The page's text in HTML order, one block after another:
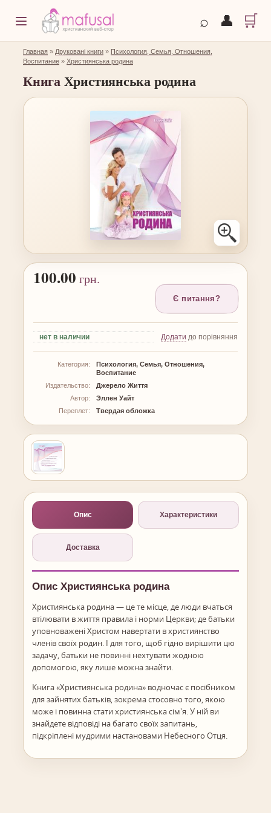
⌕ 👤 🛒
Главная » Друковані книги » Психология, Семья, Отношения,
Воспитание » Християнська родина
КнигаХристиянська родина
100.00 грн.
Є питання?
нет в наличии Додати до порівняння
Категория:
Психология, Семья, Отношения,
Воспитание
Издательство:
Джерело Життя
Автор:
Эллен Уайт
Переплет:
Твердая обложка
Опис Характеристики
Доставка
Опис Християнська родина
Християнська родина — це те місце, де люди вчаться
втілювати в життя правила і норми Церкви; де батьки
уповноважені Христом навертати в християнство
членів своїх родин. І для того, щоб гідно вирішити цю
задачу, батьки не повинні нехтувати жодною
допомогою, яку лише можна знайти.
Книга «Християнська родина» водночас є посібником
для зайнятих батьків, зокрема стосовно того, якою
може і повинна стати християнська сім'я. У ній ви
знайдете відповіді на багато своїх запитань,
підкріплені мудрими настановами Небесного Отця.